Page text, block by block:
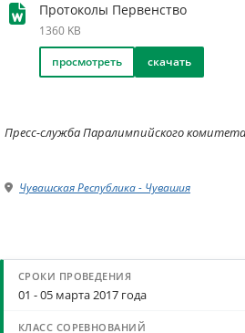
Протоколы Первенство
1360 KB
просмотреть
скачать
Пресс-служба Паралимпийского
Чувашская Республика - Чувашия
01 - 05 марта 2017 года